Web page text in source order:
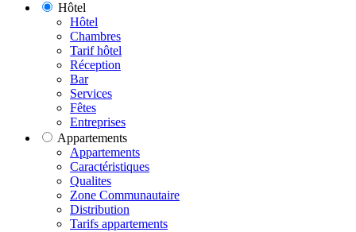
Hôtel
Hôtel
Chambres
Tarif hôtel
Réception
Bar
Services
Fêtes
Entreprises
Appartements
Appartements
Caractéristiques
Qualites
Zone Communautaire
Distribution
Tarifs appartements